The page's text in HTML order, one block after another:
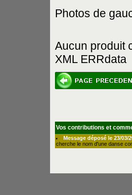
Photos de
Aucun produit
XML ERRdata
Vos contributions et
Message déposé le 23/03/
cherche le nom d'une danse